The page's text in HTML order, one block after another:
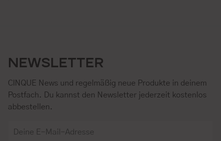
NEWSLETTER
CINQUE News und regelmäßig neue Produkte in deinem
Postfach. Du kannst den Newsletter jederzeit kostenlos
abbestellen.